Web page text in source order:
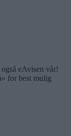
eAvisen vår!
for best mulig